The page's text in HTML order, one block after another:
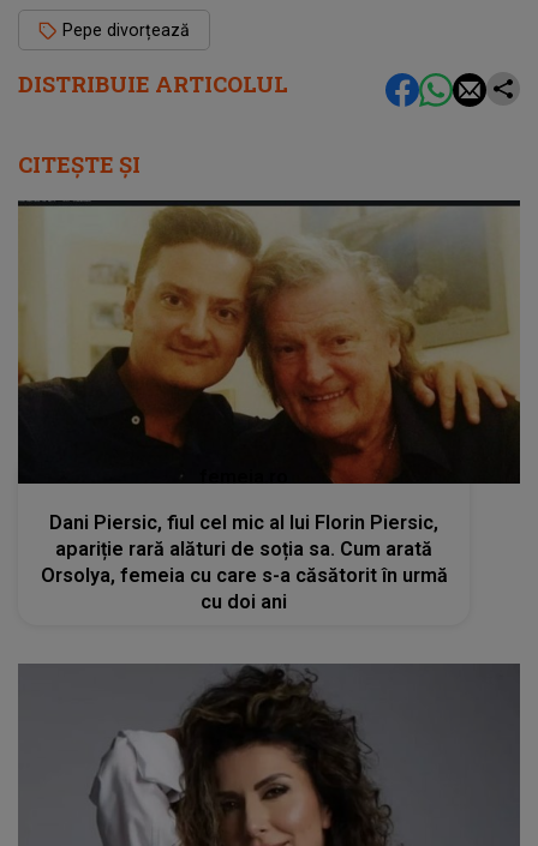
DISTRIBUIE ARTICOLUL
Pepe divorțează
CITEȘTE ȘI
Dani Piersic, fiul cel mic al lui Florin Piersic,
apariție rară alături de soția sa. Cum arată
Orsolya, femeia cu care s-a căsătorit în urmă
cu doi ani